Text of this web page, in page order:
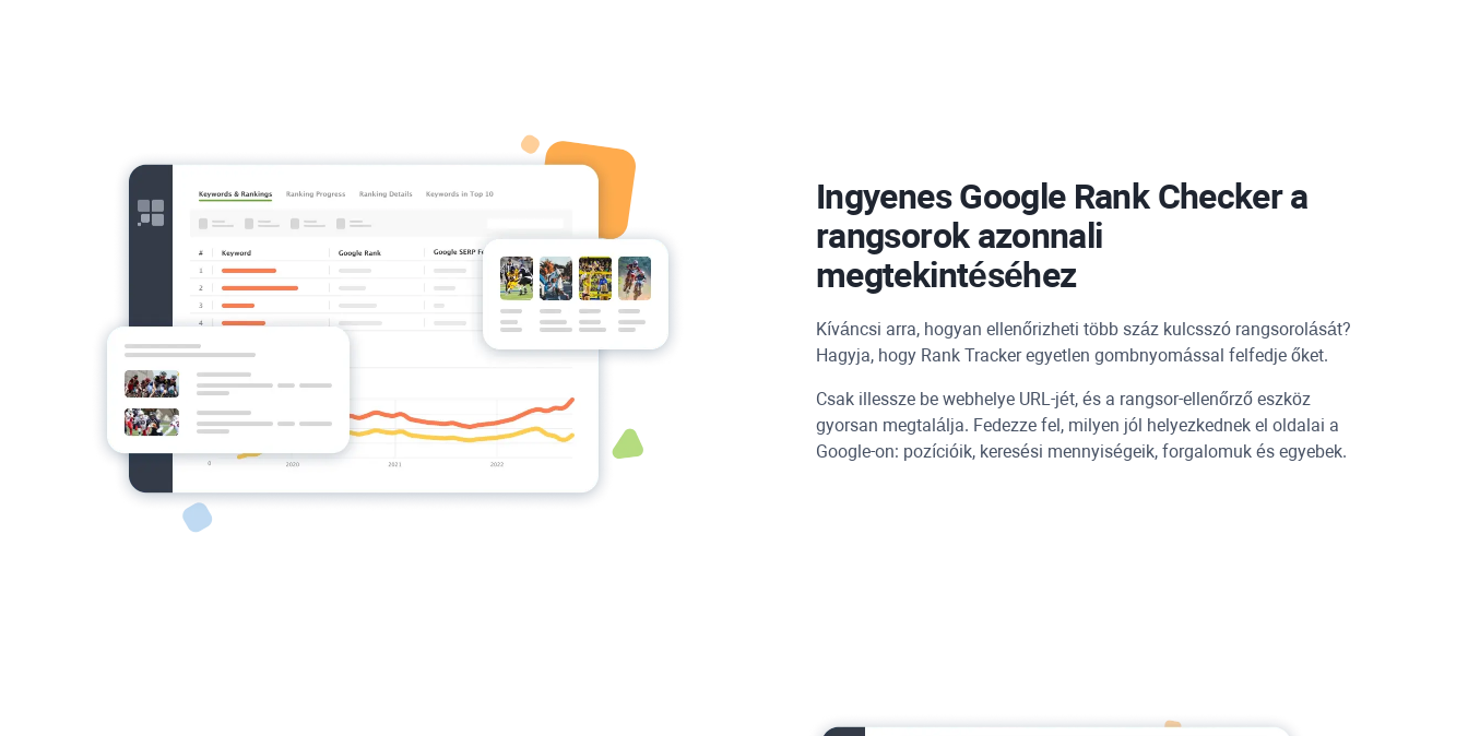
IngyenesGoogle Rank Checkera
rangsorok azonnali
megtekintéséhez
Kíváncsi arra, hogyan ellenőrizheti több száz kulcsszó rangsorolását?
Hagyja, hogy Rank Trackeregyetlen gombnyomással felfedje őket.
Csak illessze be webhelye URL-jét, és a rangsor-ellenőrző eszköz
gyorsan megtalálja. Fedezze fel, milyen jól helyezkednek el oldalai a
Google-on: pozícióik, keresési mennyiségeik, forgalomuk és egyebek.